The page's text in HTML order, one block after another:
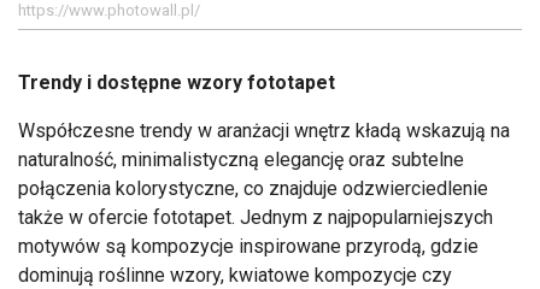
https://www.photowall.pl/
Trendy i dostępne wzory fototapet
Współczesne trendy w aranżacji wnętrz kładą wskazują na
naturalność, minimalistyczną elegancję oraz subtelne
połączenia kolorystyczne, co znajduje odzwierciedlenie
także w ofercie fototapet. Jednym z najpopularniejszych
motywów są kompozycje inspirowane przyrodą, gdzie
dominują roślinne wzory, kwiatowe kompozycje czy